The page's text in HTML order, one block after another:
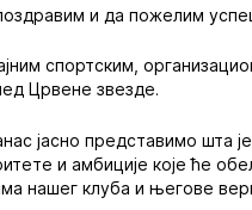
и да пожелим
спортским,
Црвене звезде.
јасно представимо шта
и амбиције које ће
нашег клуба и његове